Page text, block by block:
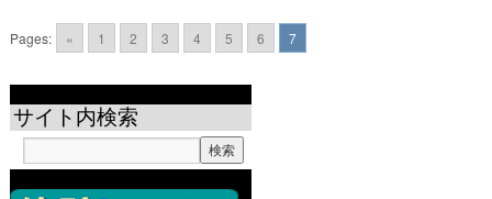
Pages: « 1 2 3 4 5 6 7
サイト内検索